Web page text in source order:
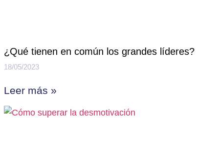
¿Qué tienen en común los grandes líderes?
18/05/2023
Leer más »